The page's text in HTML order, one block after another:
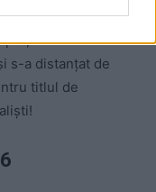
Haaland i-a
s-a distanțat de
titlul de